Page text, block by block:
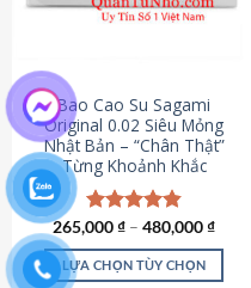
Bao Cao Su Sagami
Original 0.02 Siêu Mỏng
Nhật Bản – “Chân Thật”
Từng Khoảnh Khắc
Được xếp
hạng4.87
5 sao
265,000₫ – 480,000₫
LỰA CHỌN TÙY CHỌN